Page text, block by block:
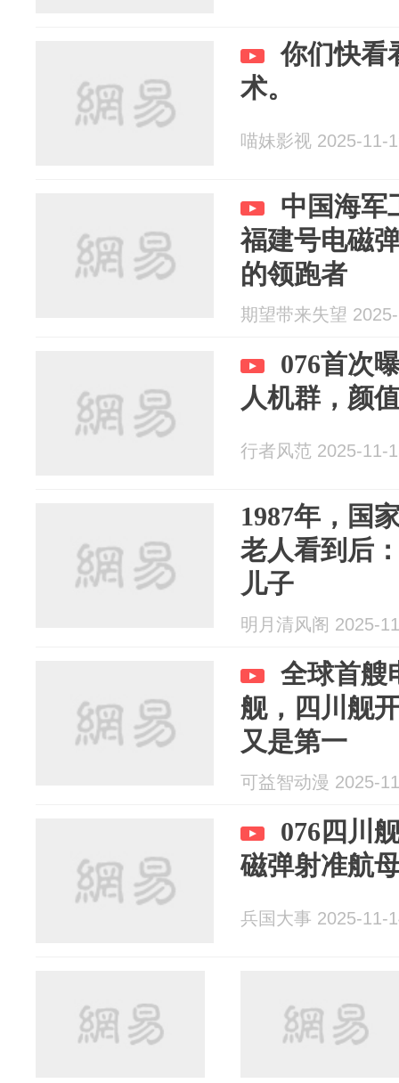
你们快看
术。
喵妹影视 2025-11-
中国海军
福建号电磁
的领跑者
期望带来失望
076首次
人机群，颜
行者风范 2025-11-
1987年，国
老人看到后
儿子
明月清风阁 2025-
全球首艘
舰，四川舰
又是第一
可益智动漫 2025-
076四川
磁弹射准航
兵国大事 2025-11-